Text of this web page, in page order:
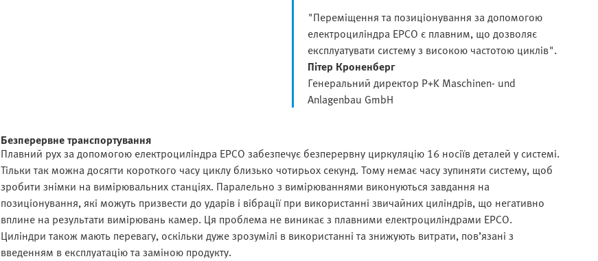
"Переміщення та позиціонування за допомогою
електроциліндра EPCO є плавним, що дозволяє
експлуатувати систему з високою частотою циклів".
Пітер Кроненберг
Генеральний директор P+K Maschinen- und
Anlagenbau GmbH
Безперервне транспортування
Плавний рух за допомогою електроциліндра EPCO забезпечує безперервну циркуляцію 16 носіїв деталей у системі.
Тільки так можна досягти короткого часу циклу близько чотирьох секунд. Тому немає часу зупиняти систему, щоб
зробити знімки на вимірювальних станціях. Паралельно з вимірюваннями виконуються завдання на
позиціонування, які можуть призвести до ударів і вібрації при використанні звичайних циліндрів, що негативно
вплине на результати вимірювань камер. Ця проблема не виникає з плавними електроциліндрами EPCO.
Циліндри також мають перевагу, оскільки дуже зрозумілі в використанні та знижують витрати, пов’язані з
введенням в експлуатацію та заміною продукту.